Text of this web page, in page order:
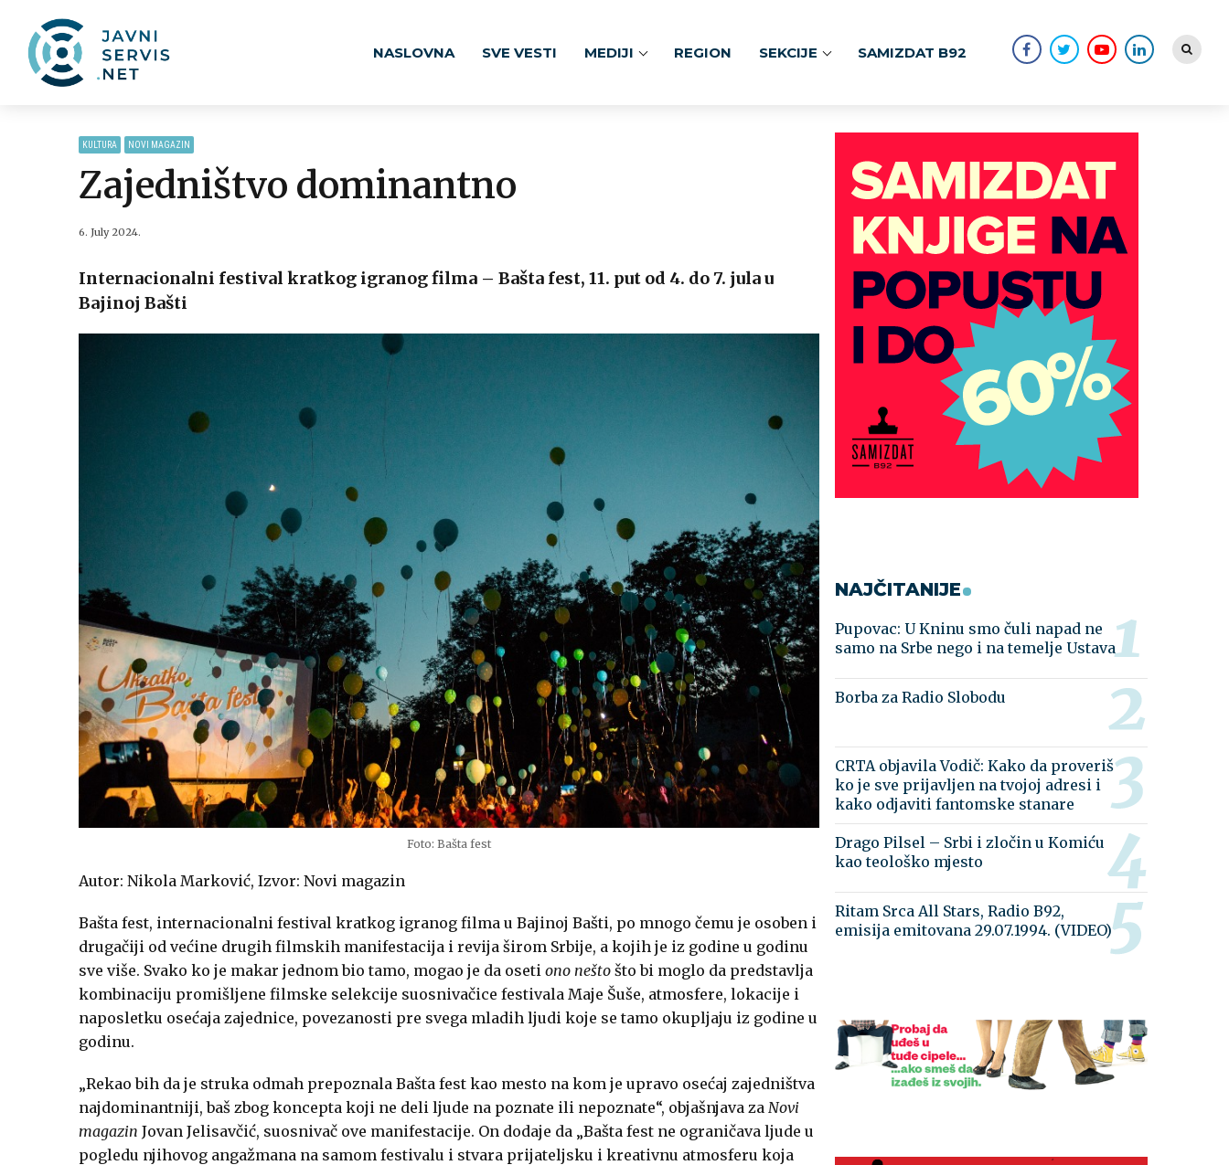
NASLOVNA SVE VESTI MEDIJI REGION SEKCIJE SAMIZDAT B92
KULTURA NOVI MAGAZIN
Zajedništvo dominantno
6. July 2024.
Internacionalni festival kratkog igranog filma – Bašta fest, 11. put od 4. do 7. jula u
Bajinoj Bašti
Foto: Bašta fest
Autor: Nikola Marković, Izvor: Novi magazin
Bašta fest, internacionalni festival kratkog igranog filma u Bajinoj Bašti, po mnogo čemu je osoben i
drugačiji od većine drugih filmskih manifestacija i revija širom Srbije, a kojih je iz godine u godinu
sve više. Svako ko je makar jednom bio tamo, mogao je da oseti ono nešto što bi moglo da predstavlja
kombinaciju promišljene filmske selekcije suosnivačice festivala Maje Šuše, atmosfere, lokacije i
naposletku osećaja zajednice, povezanosti pre svega mladih ljudi koje se tamo okupljaju iz godine u
godinu.
„Rekao bih da je struka odmah prepoznala Bašta fest kao mesto na kom je upravo osećaj zajedništva
najdominantniji, baš zbog koncepta koji ne deli ljude na poznate ili nepoznate“, objašnjava za Novi
magazin Jovan Jelisavčić, suosnivač ove manifestacije. On dodaje da „Bašta fest ne ograničava ljude u
pogledu njihovog angažmana na samom festivalu i stvara prijateljsku i kreativnu atmosferu koja
NAJČITANIJE
Pupovac: U Kninu smo čuli napad ne
samo na Srbe nego i na temelje Ustava
Borba za Radio Slobodu
CRTA objavila Vodič: Kako da proveriš
ko je sve prijavljen na tvojoj adresi i
kako odjaviti fantomske stanare
Drago Pilsel – Srbi i zločin u Komiću
kao teološko mjesto
Ritam Srca All Stars, Radio B92,
emisija emitovana 29.07.1994. (VIDEO)